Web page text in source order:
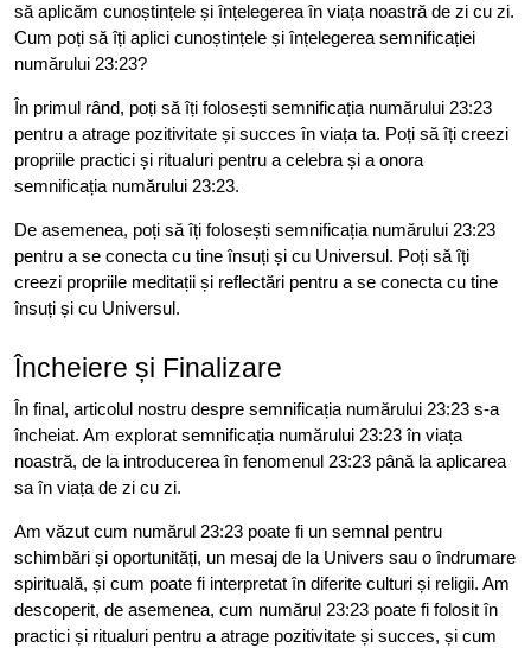
să aplicăm cunoștințele și înțelegerea în viața noastră de zi cu zi.
Cum poți să îți aplici cunoștințele și înțelegerea semnificației
numărului 23:23?
În primul rând, poți să îți folosești semnificația numărului 23:23
pentru a atrage pozitivitate și succes în viața ta. Poți să îți creezi
propriile practici și ritualuri pentru a celebra și a onora
semnificația numărului 23:23.
De asemenea, poți să îți folosești semnificația numărului 23:23
pentru a se conecta cu tine însuți și cu Universul. Poți să îți
creezi propriile meditații și reflectări pentru a se conecta cu tine
însuți și cu Universul.
Încheiere și Finalizare
În final, articolul nostru despre semnificația numărului 23:23 s-a
încheiat. Am explorat semnificația numărului 23:23 în viața
noastră, de la introducerea în fenomenul 23:23 până la aplicarea
sa în viața de zi cu zi.
Am văzut cum numărul 23:23 poate fi un semnal pentru
schimbări și oportunități, un mesaj de la Univers sau o îndrumare
spirituală, și cum poate fi interpretat în diferite culturi și religii. Am
descoperit, de asemenea, cum numărul 23:23 poate fi folosit în
practici și ritualuri pentru a atrage pozitivitate și succes, și cum